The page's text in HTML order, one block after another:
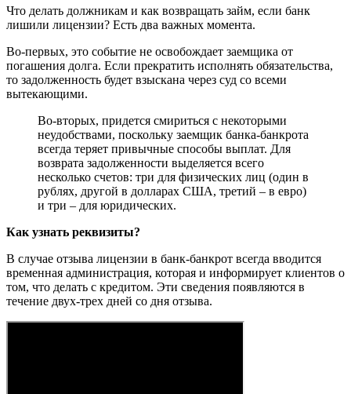
Что делать должникам и как возвращать займ, если банк
лишили лицензии? Есть два важных момента.
Во-первых, это событие не освобождает заемщика от
погашения долга. Если прекратить исполнять обязательства,
то задолженность будет взыскана через суд со всеми
вытекающими.
Во-вторых, придется смириться с некоторыми
неудобствами, поскольку заемщик банка-банкрота
всегда теряет привычные способы выплат. Для
возврата задолженности выделяется всего
несколько счетов: три для физических лиц (один в
рублях, другой в долларах США, третий – в евро)
и три – для юридических.
Как узнать реквизиты?
В случае отзыва лицензии в банк-банкрот всегда вводится
временная администрация, которая и информирует клиентов о
том, что делать с кредитом. Эти сведения появляются в
течение двух-трех дней со дня отзыва.